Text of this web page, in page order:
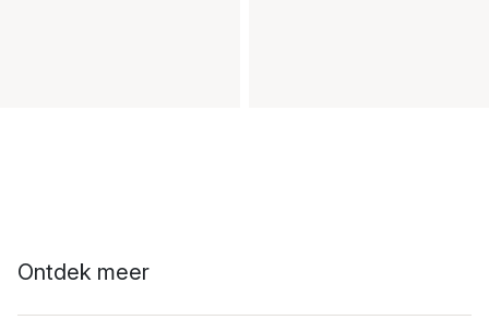
Ontdek meer